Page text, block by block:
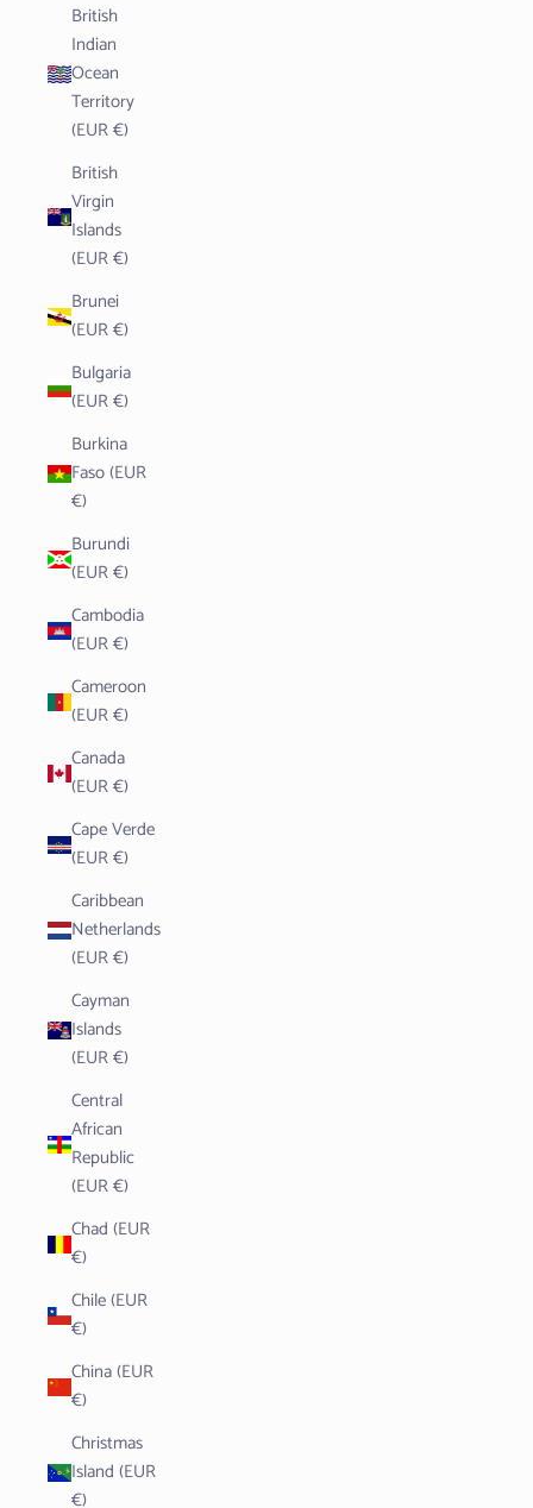
British
Indian
Ocean
Territory
(EUR €)
British
Virgin
Islands
(EUR €)
Brunei
(EUR €)
Bulgaria
(EUR €)
Burkina
Faso (EUR
€)
Burundi
(EUR €)
Cambodia
(EUR €)
Cameroon
(EUR €)
Canada
(EUR €)
Cape Verde
(EUR €)
Caribbean
Netherlands
(EUR €)
Cayman
Islands
(EUR €)
Central
African
Republic
(EUR €)
Chad (EUR
€)
Chile (EUR
€)
China (EUR
€)
Christmas
Island (EUR
€)